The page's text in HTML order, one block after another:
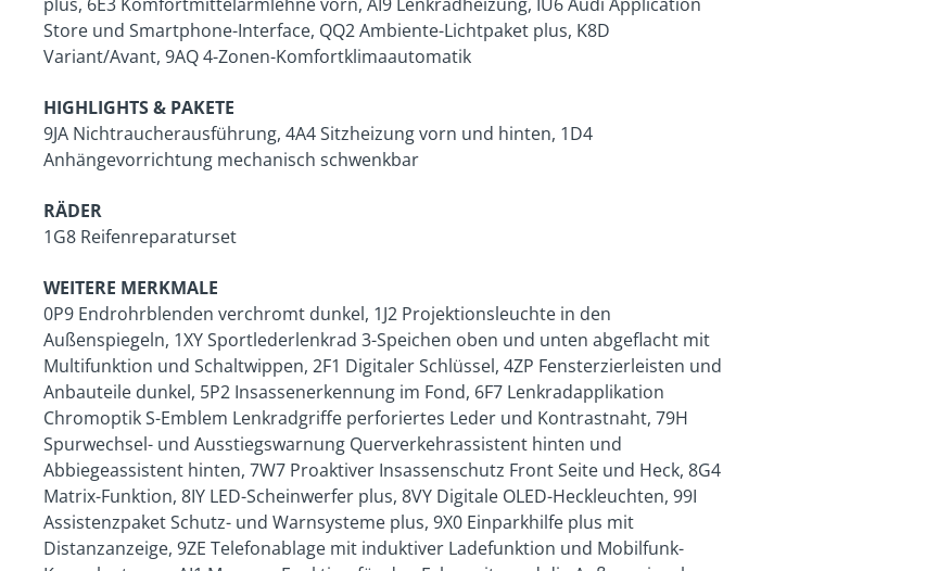
Store und Smartphone-Interface, QQ2 Ambiente-Lichtpaket plus, K8D
Variant/Avant, 9AQ 4-Zonen-Komfortklimaautomatik
HIGHLIGHTS & PAKETE
9JA Nichtraucherausführung, 4A4 Sitzheizung vorn und hinten, 1D4
Anhängevorrichtung mechanisch schwenkbar
RÄDER
1G8 Reifenreparaturset
WEITERE MERKMALE
0P9 Endrohrblenden verchromt dunkel, 1J2 Projektionsleuchte in den
Außenspiegeln, 1XY Sportlederlenkrad 3-Speichen oben und unten abgeflacht mit
Multifunktion und Schaltwippen, 2F1 Digitaler Schlüssel, 4ZP Fensterzierleisten und
Anbauteile dunkel, 5P2 Insassenerkennung im Fond, 6F7 Lenkradapplikation
Chromoptik S-Emblem Lenkradgriffe perforiertes Leder und Kontrastnaht, 79H
Spurwechsel- und Ausstiegswarnung Querverkehrassistent hinten und
Abbiegeassistent hinten, 7W7 Proaktiver Insassenschutz Front Seite und Heck, 8G4
Matrix-Funktion, 8IY LED-Scheinwerfer plus, 8VY Digitale OLED-Heckleuchten, 99I
Assistenzpaket Schutz- und Warnsysteme plus, 9X0 Einparkhilfe plus mit
Distanzanzeige, 9ZE Telefonablage mit induktiver Ladefunktion und Mobilfunk-